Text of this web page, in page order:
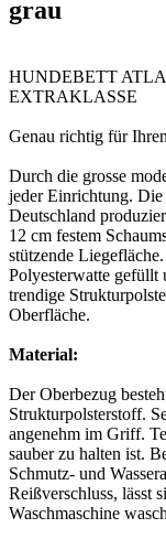
grau
HUNDEBETT
EXTRAKLASSE
Genau richtig für
Durch die grosse
jeder Einrichtung.
Deutschland
12 cm festem
stützende
Polyesterwatte
trendige
Oberfläche.
Material:
Der Oberbezug
Strukturpolsterstoff.
angenehm im Griff.
sauber zu halten ist.
Schmutz- und
Reißverschluss, lässt
Waschmaschine